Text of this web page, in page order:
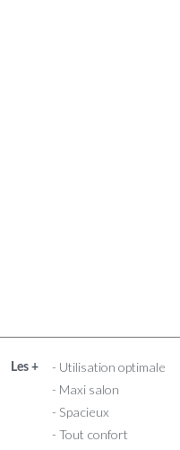
Les +
- Utilisation optimale
- Maxi salon
- Spacieux
- Tout confort